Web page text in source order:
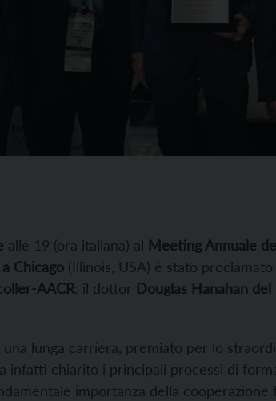
alle 19 (ora italiana) al Meeting Annuale
Chicago (Illinois, USA) è stato proclamato
AACR: il dottor Douglas Hanahan
lunga carriera, premiato per lo
infatti chiarito i principali processi di
importanza della